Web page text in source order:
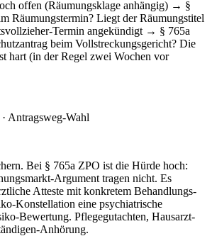
offen (Räumungsklage anhängig) → §
Räumungstermin? Liegt der Räumungstitel
Termin angekündigt → § 765a
beim Vollstreckungsgericht? Die
hart (in der Regel zwei Wochen vor
Antragsweg-Wahl
Bei § 765a ZPO ist die Hürde hoch:
Argument tragen nicht. Es
Atteste mit konkretem Behandlungs-
Konstellation eine psychiatrische
Bewertung. Pflegegutachten, Hausarzt-
Anhörung.